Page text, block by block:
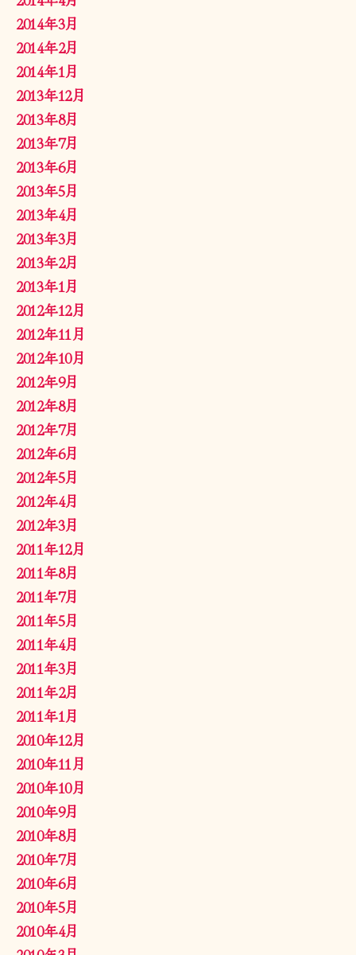
2014年3月
2014年2月
2014年1月
2013年12月
2013年8月
2013年7月
2013年6月
2013年5月
2013年4月
2013年3月
2013年2月
2013年1月
2012年12月
2012年11月
2012年10月
2012年9月
2012年8月
2012年7月
2012年6月
2012年5月
2012年4月
2012年3月
2011年12月
2011年8月
2011年7月
2011年5月
2011年4月
2011年3月
2011年2月
2011年1月
2010年12月
2010年11月
2010年10月
2010年9月
2010年8月
2010年7月
2010年6月
2010年5月
2010年4月